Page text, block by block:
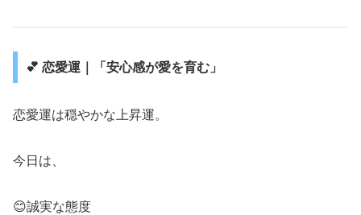
💕 恋愛運｜「安心感が愛を育む」
恋愛運は穏やかな上昇運。
今日は、
😊誠実な態度